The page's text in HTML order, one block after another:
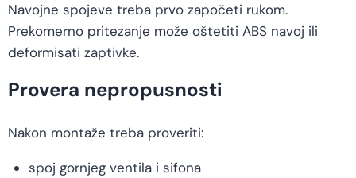
Navojne spojeve treba prvo započeti rukom.
Prekomerno pritezanje može oštetiti ABS navoj ili
deformisati zaptivke.
Provera nepropusnosti
Nakon montaže treba proveriti:
spoj gornjeg ventila i sifona